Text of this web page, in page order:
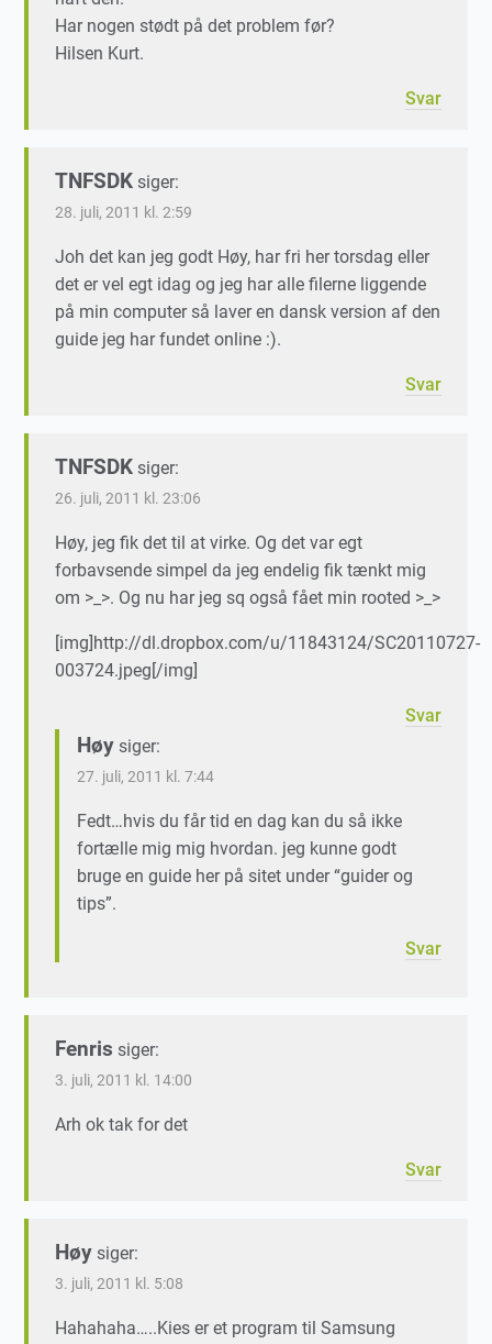
Har nogen stødt på det problem før?
Hilsen Kurt.
Svar
TNFSDK siger:
28. juli, 2011 kl. 2:59
Joh det kan jeg godt Høy, har fri her torsdag eller
det er vel egt idag og jeg har alle filerne liggende
på min computer så laver en dansk version af den
guide jeg har fundet online :).
Svar
TNFSDK siger:
26. juli, 2011 kl. 23:06
Høy, jeg fik det til at virke. Og det var egt
forbavsende simpel da jeg endelig fik tænkt mig
om >_>. Og nu har jeg sq også fået min rooted >_>
[img]http://dl.dropbox.com/u/11843124/SC20110727-
003724.jpeg[/img]
Svar
Høy siger:
27. juli, 2011 kl. 7:44
Fedt…hvis du får tid en dag kan du så ikke
fortælle mig mig hvordan. jeg kunne godt
bruge en guide her på sitet under “guider og
tips”.
Svar
Fenris siger:
3. juli, 2011 kl. 14:00
Arh ok tak for det
Svar
Høy siger:
3. juli, 2011 kl. 5:08
Hahahaha…..Kies er et program til Samsung